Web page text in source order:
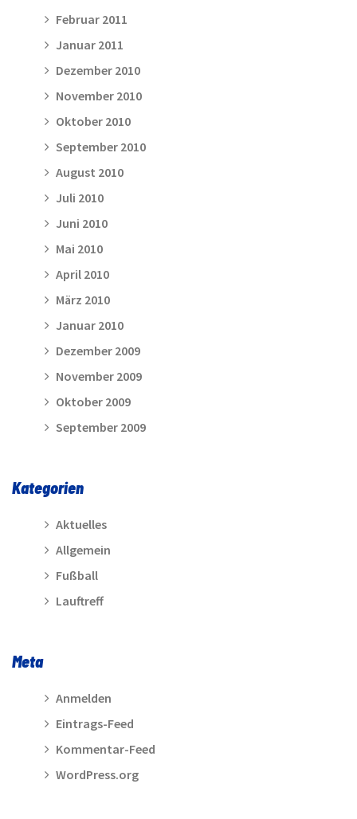
Februar 2011
Januar 2011
Dezember 2010
November 2010
Oktober 2010
September 2010
August 2010
Juli 2010
Juni 2010
Mai 2010
April 2010
März 2010
Januar 2010
Dezember 2009
November 2009
Oktober 2009
September 2009
Kategorien
Aktuelles
Allgemein
Fußball
Lauftreff
Meta
Anmelden
Eintrags-Feed
Kommentar-Feed
WordPress.org